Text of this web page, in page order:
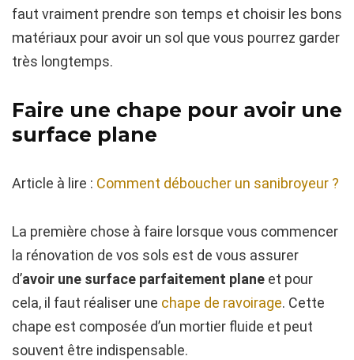
faut vraiment prendre son temps et choisir les bons
matériaux pour avoir un sol que vous pourrez garder
très longtemps.
Faire une chape pour avoir une
surface plane
Article à lire : Comment déboucher un sanibroyeur ?
La première chose à faire lorsque vous commencer
la rénovation de vos sols est de vous assurer
d’avoir une surface parfaitement plane et pour
cela, il faut réaliser une chape de ravoirage. Cette
chape est composée d’un mortier fluide et peut
souvent être indispensable.